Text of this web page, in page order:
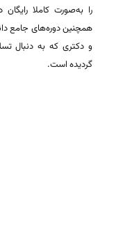
را به‌صورت کاملا
همچنین دوره‌های جامع
و دکتری که به دنبال
گردیده است.